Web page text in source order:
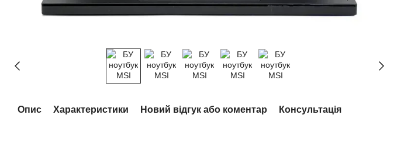
Опис Характеристики Новий відгук або коментар Консультація